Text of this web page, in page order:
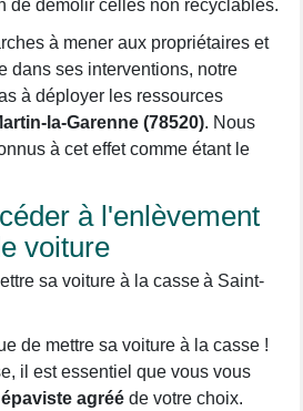
de démolir celles non recyclables.
à mener aux propriétaires et
dans ses interventions, notre
à déployer les ressources
la-Garenne (78520). Nous
à cet effet comme étant le
à l'enlèvement
voiture
sa voiture à la casse à Saint-
de mettre sa voiture à la casse !
il est essentiel que vous vous
épaviste agréé de votre choix.